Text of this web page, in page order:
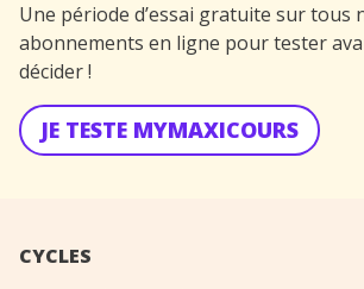
Une période d’essai gratuite sur tous
abonnements en ligne pour tester
décider !
JE TESTE MYMAXICOURS
CYCLES